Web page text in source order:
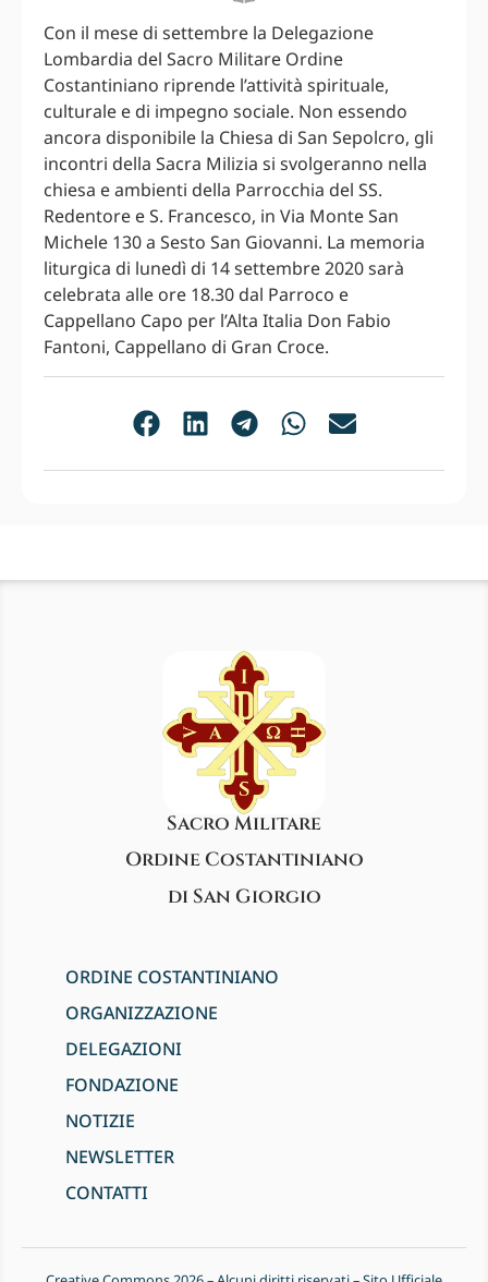
Con il mese di settembre la Delegazione
Lombardia del Sacro Militare Ordine
Costantiniano riprende l’attività spirituale,
culturale e di impegno sociale. Non essendo
ancora disponibile la Chiesa di San Sepolcro, gli
incontri della Sacra Milizia si svolgeranno nella
chiesa e ambienti della Parrocchia del SS.
Redentore e S. Francesco, in Via Monte San
Michele 130 a Sesto San Giovanni. La memoria
liturgica di lunedì di 14 settembre 2020 sarà
celebrata alle ore 18.30 dal Parroco e
Cappellano Capo per l’Alta Italia Don Fabio
Fantoni, Cappellano di Gran Croce.
Sacro Militare
Ordine Costantiniano
di San Giorgio
ORDINE COSTANTINIANO
ORGANIZZAZIONE
DELEGAZIONI
FONDAZIONE
NOTIZIE
NEWSLETTER
CONTATTI